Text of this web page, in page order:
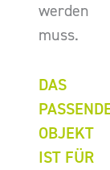
werden
muss.
DAS
OBJEKT
IST FÜR